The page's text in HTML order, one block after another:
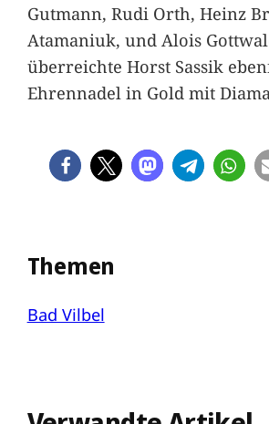
Gutmann, Rudi Orth, Heinz
Atamaniuk, und Alois
überreichte Horst Sassik
Ehrennadel in Gold mit
Themen
Bad Vilbel